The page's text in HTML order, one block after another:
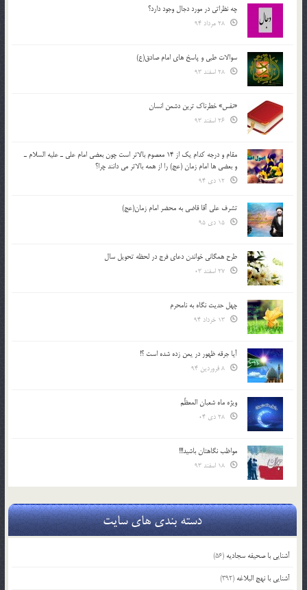
چه نظراتی در مورد دجال وجود دارد؟
سوالات طبی و پاسخ های امام صادق(ع)
«نفس» خطرناک ترین دشمن انسان
مقام و درجه كدام يك از 14 معصوم بالاتر است چون بعضي امام علي ـ عليه السلام ـ
و بعضي ها امام زمان (عج) را از همه بالاتر مي دانند چرا؟
تشرف علي آقا قاضي به محضر امام زمان(عج)
طرح همگانی خواندن دعای فرج در لحظه تحویل سال
چهل حدیث نگاه به نامحرم
آیا جرقه ظهور در یمن زده شده است ؟!
ویژه ماه شعبان المعظّم
مواظب نگاهتان باشید!!!
دسته بندی های سایت
آشنایی با صحیفه سجادیه (56)
آشنایی با نهج البلاغه (392)